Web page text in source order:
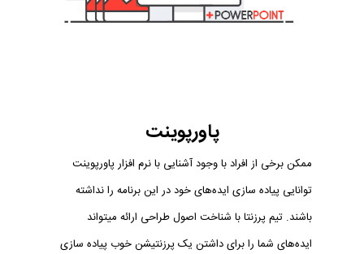
پاورپوینت
ممکن برخی از افراد با وجود آشنایی با نرم افزار پاورپوینت
توانایی پیاده سازی ایده‌های خود در این برنامه را نداشته
باشند. تیم پرزنتا با شناخت اصول طراحی ارائه میتواند
ایده‌های شما را برای داشتن یک پرزنتیشن خوب پیاده سازی